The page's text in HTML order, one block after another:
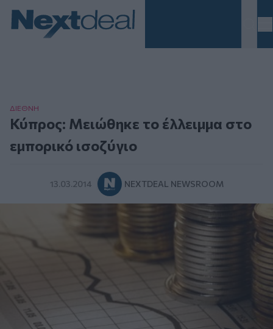
ΔΙΕΘΝΗ
Κύπρος: Μειώθηκε το έλλειμμα στο
εμπορικό ισοζύγιο
13.03.2014 NEXTDEAL NEWSROOM